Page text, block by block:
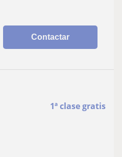
Contactar
1ª clase gratis